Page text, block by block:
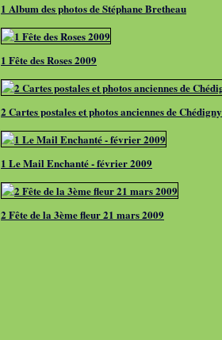
1 Album des photos de Stéphane Bretheau
1 Fête des Roses 2009
2 Cartes postales et photos anciennes de Chédigny
1 Le Mail Enchanté - février 2009
2 Fête de la 3ème fleur 21 mars 2009